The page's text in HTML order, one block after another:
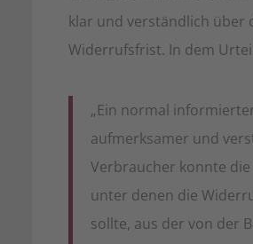
klar und verständlich über
Widerrufsfrist. In dem
„Ein normal
aufmerksamer und
Verbraucher konnte
unter denen die
sollte, aus der von der